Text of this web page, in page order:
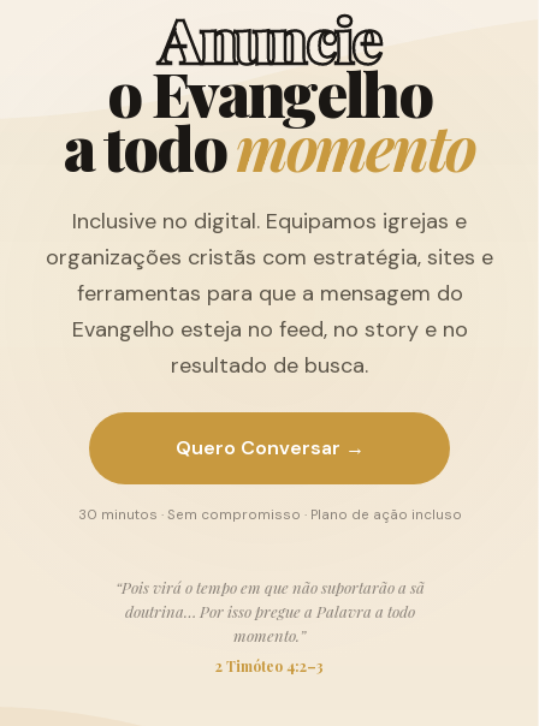
Anuncie
oEvangelho
atodomomento
Inclusive no digital. Equipamos igrejas e
organizações cristãs com estratégia, sites e
ferramentas para que a mensagem do
Evangelho esteja no feed, no story e no
resultado de busca.
Quero Conversar →
30 minutos · Sem compromisso · Plano de ação incluso
“Pois virá o tempo em que não suportarão a sã
doutrina… Por isso pregue a Palavra a todo
momento.”
2 Timóteo 4:2–3